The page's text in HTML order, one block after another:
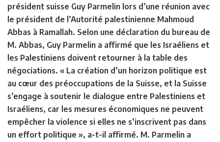
président suisse Guy Parmelin lors d’une réunion avec
le président de l’Autorité palestinienne Mahmoud
Abbas à Ramallah. Selon une déclaration du bureau de
M. Abbas, Guy Parmelin a affirmé que les Israéliens et
les Palestiniens doivent retourner à la table des
négociations. « La création d’un horizon politique est
au cœur des préoccupations de la Suisse, et la Suisse
s’engage à soutenir le dialogue entre Palestiniens et
Israéliens, car les mesures économiques ne peuvent
empêcher la violence si elles ne s’inscrivent pas dans
un effort politique », a-t-il affirmé. M. Parmelin a